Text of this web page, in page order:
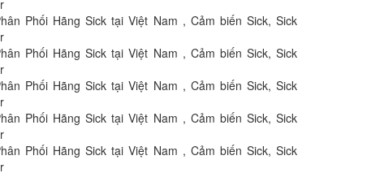
Phối Hãng Sick tại Việt Nam , Cảm biến Sick, Sick
Phối Hãng Sick tại Việt Nam , Cảm biến Sick, Sick
Phối Hãng Sick tại Việt Nam , Cảm biến Sick, Sick
Phối Hãng Sick tại Việt Nam , Cảm biến Sick, Sick
Phối Hãng Sick tại Việt Nam , Cảm biến Sick, Sick